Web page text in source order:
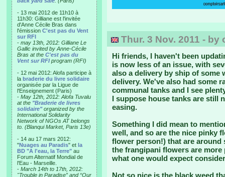
- 13 mai 2012 de 11h10 à
11h30: Gilliane est l'invitée
d'Anne Cécile Bras dans
l'émission C'est pas du Vent
sur RFI
- may 13th, 2012: Gilliane Le
Gallic invited by Anne-Cécile
Bras at the C'est pas du
Vent sur RFI program (RFI)
- 12 mai 2012: Alofa participe à
la braderie du livre solidaire
organisée par la Ligue de
l'Enseignement (Paris)
- May 12th, 2012: Alofa Tuvalu
at the "Braderie de livres
solidaire"organized by the
International Solidarity
Network of NGOs AT belongs
to. (Blanqui Market, Paris 13e)
- 14 au 17 mars 2012:
"Nuages au Paradis" et la
BD "A l'eau, la Terre" au
Forum Alternatif Mondial de
l'Eau - Marseille.
- March 14th to 17th, 2012:
"Trouble in Paradise” and “Our
Thur. 3 Nov. 2011 -
Hi friends, I haven't been
is now less of an issue, with
also a delivery by ship of some
delivery. We've also had some
communal tanks and I see
I suppose house tanks are still
easing.
Something I did mean to
well, and so are the nice pinky
flower person!) that are around
the frangipani flowers are
what one would expect
Not so nice is the black weed